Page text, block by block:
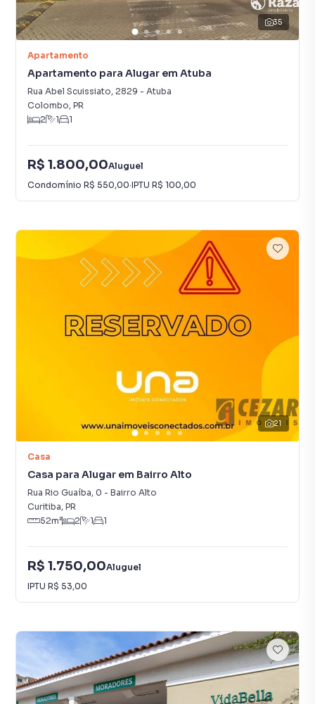
35
Apartamento
Apartamento para Alugar em Atuba
Rua Abel Scuissiato, 2829 - Atuba
Colombo, PR
2
1 1
R$ 1.800,00Aluguel
Condomínio R$ 550,00·IPTU R$ 100,00
21
Casa
Casa para Alugar em Bairro Alto
Rua Rio Guaíba, 0 - Bairro Alto
Curitiba, PR
52m² 2 1 1
R$ 1.750,00Aluguel
IPTU R$ 53,00